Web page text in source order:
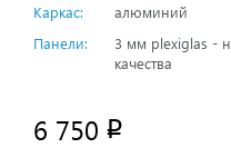
Каркас:
алюминий
Панели:
3 мм plexiglas -
качества
6 750 p